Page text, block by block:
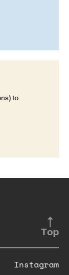
to
Top
Instagram